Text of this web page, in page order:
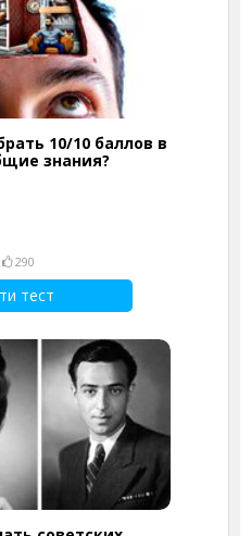
10/10 баллов в
знания?
290
тест